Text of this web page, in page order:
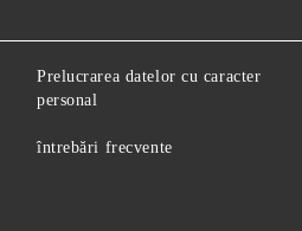
Prelucrarea datelor cu caracter
personal
întrebări frecvente